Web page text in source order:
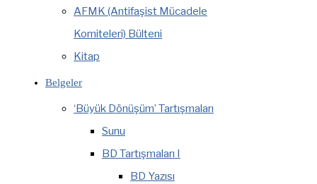
AFMK (Antifaşist Mücadele
Komiteleri) Bülteni
Kitap
Belgeler
‘Büyük Dönüşüm’ Tartışmaları
Sunu
BD Tartışmaları I
BD Yazısı